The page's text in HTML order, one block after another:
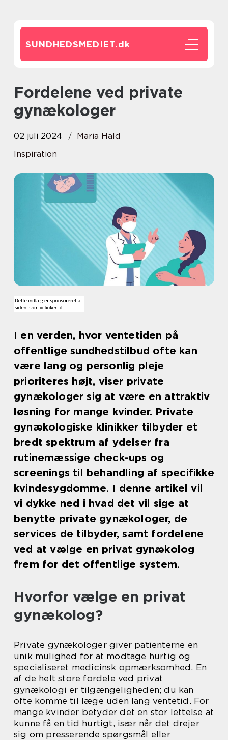
SUNDHEDSMEDIET.dk
Fordelene ved private
gynækologer
02 juli 2024
Maria Hald
Inspiration
I en verden, hvor ventetiden på
offentlige sundhedstilbud ofte kan
være lang og personlig pleje
prioriteres højt, viser private
gynækologer sig at være en attraktiv
løsning for mange kvinder. Private
gynækologiske klinikker tilbyder et
bredt spektrum af ydelser fra
rutinemæssige check-ups og
screenings til behandling af specifikke
kvindesygdomme. I denne artikel vil
vi dykke ned i hvad det vil sige at
benytte private gynækologer, de
services de tilbyder, samt fordelene
ved at vælge en privat gynækolog
frem for det offentlige system.
Hvorfor vælge en privat
gynækolog?
Private gynækologer giver patienterne en
unik mulighed for at modtage hurtig og
specialiseret medicinsk opmærksomhed. En
af de helt store fordele ved privat
gynækologi er tilgængeligheden; du kan
ofte komme til læge uden lang ventetid. For
mange kvinder betyder det en stor lettelse at
kunne få en tid hurtigt, især når det drejer
sig om presserende spørgsmål eller